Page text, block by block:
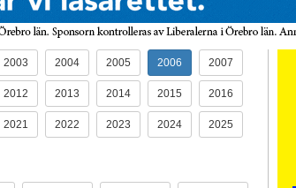
2003 2004 2005 2006 2007
2012 2013 2014 2015 2016
2021 2022 2023 2024 2025